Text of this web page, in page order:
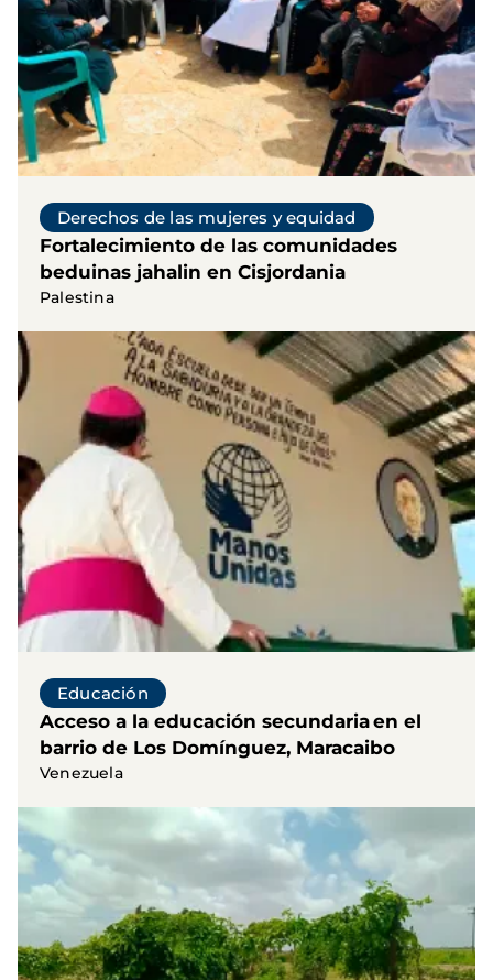
Derechos de las mujeres y equidad
Fortalecimiento de las comunidades
beduinas jahalin en Cisjordania
Palestina
Educación
Acceso a la educación secundaria en el
barrio de Los Domínguez, Maracaibo
Venezuela